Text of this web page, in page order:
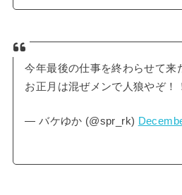
今年最後の仕事を終わらせて来
お正月は混ぜメンで人狼やぞ！
— バケゆか (@spr_rk)